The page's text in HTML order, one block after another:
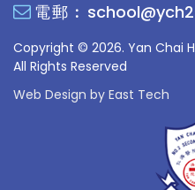
電郵︰
Copyright © 2026. Yan Chai
All Rights Reserved
Web Design by East Tech